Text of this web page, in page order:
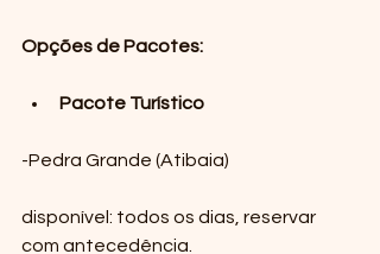
Opções de Pacotes:
Pacote Turístico
-Pedra Grande (Atibaia)
disponível: todos os dias, reservar
com antecedência.